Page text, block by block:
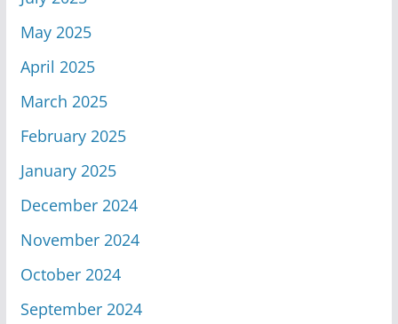
May 2025
April 2025
March 2025
February 2025
January 2025
December 2024
November 2024
October 2024
September 2024